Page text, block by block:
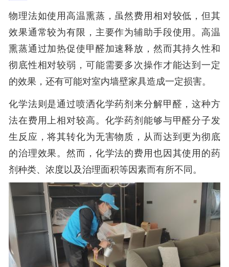
物理法如使用高温熏蒸，虽然费用相对较低，但其
效果通常较为有限，主要作为辅助手段使用。高温
熏蒸通过加热促使甲醛加速释放，然而其持久性和
彻底性相对较弱，可能需要多次操作才能达到一定
的效果，还有可能对室内墙壁家具造成一定损害。
化学法则是通过喷洒化学药剂来分解甲醛，这种方
法在费用上相对较高。化学药剂能够与甲醛分子发
生反应，将其转化为无害物质，从而达到更为彻底
的治理效果。然而，化学法的费用也因其使用的药
剂种类、浓度以及治理面积等因素而有所不同。